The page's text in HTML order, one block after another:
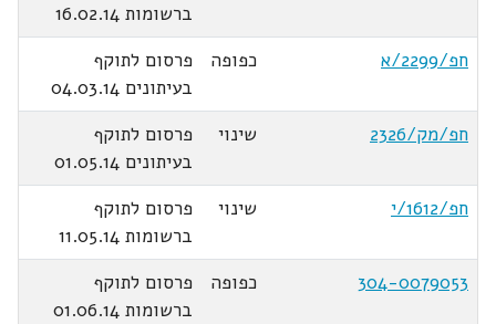
ברשומות 16.02.14
חפ/2299/א
כפופה
פרסום לתוקף
בעיתונים 04.03.14
חפ/מק/2326
שינוי
פרסום לתוקף
בעיתונים 01.05.14
חפ/1612/י
שינוי
פרסום לתוקף
ברשומות 11.05.14
304-0079053
כפופה
פרסום לתוקף
ברשומות 01.06.14